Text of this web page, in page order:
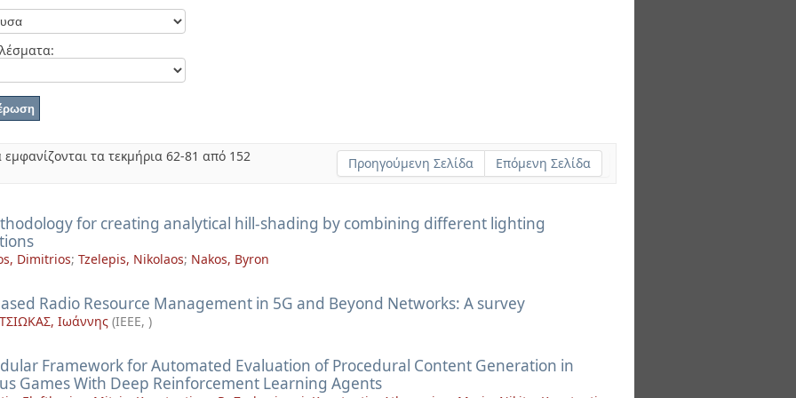
τα τεκμήρια 62-81 από 152 Προηγούμενη Σελίδα Επόμενη Σελίδα
for creating analytical hill-shading by combining different lighting
Dimitrios; Tzelepis, Nikolaos; Nakos, Byron
Radio Resource Management in 5G and Beyond Networks: A survey
Ιωάννης (IEEE, )
Framework for Automated Evaluation of Procedural Content Generation in
Games With Deep Reinforcement Learning Agents